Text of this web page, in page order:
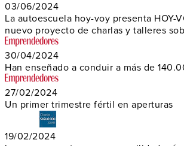
03/06/2024
La autoescuela hoy-voy presenta HOY-
nuevo proyecto de charlas y talleres
30/04/2024
Han enseñado a conduir a más de
27/02/2024
Un primer trimestre fértil en aperturas
19/02/2024